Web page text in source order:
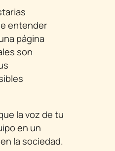
entender
página
son
la voz de tu
en un
la sociedad.